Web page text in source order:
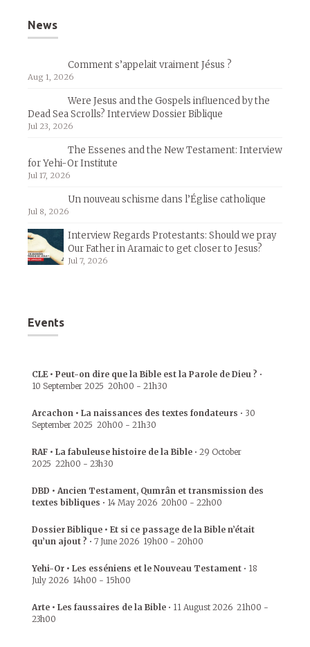
News
Comment s’appelait vraiment Jésus ?
Aug 1, 2026
Were Jesus and the Gospels influenced by the
Dead Sea Scrolls? Interview Dossier Biblique
Jul 23, 2026
The Essenes and the New Testament: Interview
for Yehi-Or Institute
Jul 17, 2026
Un nouveau schisme dans l’Église catholique
Jul 8, 2026
Interview Regards Protestants: Should we pray
Our Father in Aramaic to get closer to Jesus?
Jul 7, 2026
Events
CLE • Peut-on dire que la Bible est la Parole de Dieu ? •
10 September 2025 20h00 - 21h30
Arcachon • La naissances des textes fondateurs • 30
September 2025 20h00 - 21h30
RAF • La fabuleuse histoire de la Bible • 29 October
2025 22h00 - 23h30
DBD • Ancien Testament, Qumrân et transmission des
textes bibliques • 14 May 2026 20h00 - 22h00
Dossier Biblique • Et si ce passage de la Bible n’était
qu’un ajout ? • 7 June 2026 19h00 - 20h00
Yehi-Or • Les esséniens et le Nouveau Testament • 18
July 2026 14h00 - 15h00
Arte • Les faussaires de la Bible • 11 August 2026 21h00 -
23h00